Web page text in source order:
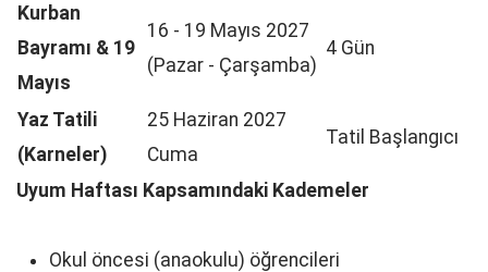
Kurban
Bayramı & 19
Mayıs
16 - 19 Mayıs 2027
(Pazar - Çarşamba)
4 Gün
Yaz Tatili
(Karneler)
25 Haziran 2027
Cuma
Tatil Başlangıcı
Uyum Haftası Kapsamındaki Kademeler
Okul öncesi (anaokulu) öğrencileri